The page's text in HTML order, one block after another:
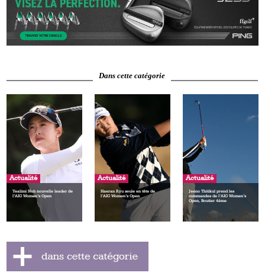
Dans cette catégorie
Actualité
Yealimi Noh nouvelle leader de
l’AIG Women’s Open
Actualité
Haeran Ryu seule en tête de
l’AIG Women’s Open
Actualité
Jeeno Thitikul prend les
commandes de l’AIG Women’s
Open, Boutier 4ème